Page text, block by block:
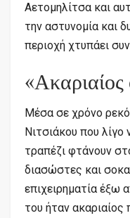
Αετομηλίτσα και
την αστυνομία και
περιοχή χτυπάει
Μέσα σε χρόνο
Νιτσιάκου που
τραπέζι φτάνουν
διασώστες και
επιχειρηματία έξω
του ήταν